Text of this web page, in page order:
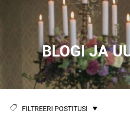
BLOGI JA
FILTREERI POSTITUSI